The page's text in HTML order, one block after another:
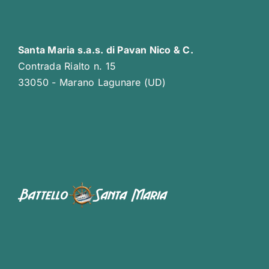
Santa Maria s.a.s. di Pavan Nico & C.
Contrada Rialto n. 15
33050 - Marano Lagunare (UD)